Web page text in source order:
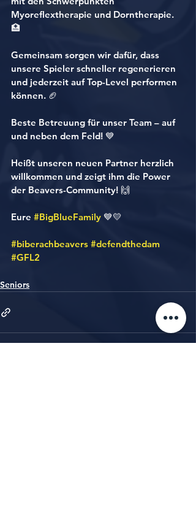
Myoreflextherapie und Dorntherapie.
🏥
Gemeinsam sorgen wir dafür, dass
unsere Spieler schneller regenerieren
und jederzeit auf Top-Level performen
können. 🏈
Beste Betreuung für unser Team – auf
und neben dem Feld! 💙
Heißt unseren neuen Partner herzlich
willkommen und zeigt ihm die Power
der Beavers-Community! 🙌
Eure #BigBlueFamily 💙💛
#biberachbeavers #defendthedam
#GFL2
Seniors